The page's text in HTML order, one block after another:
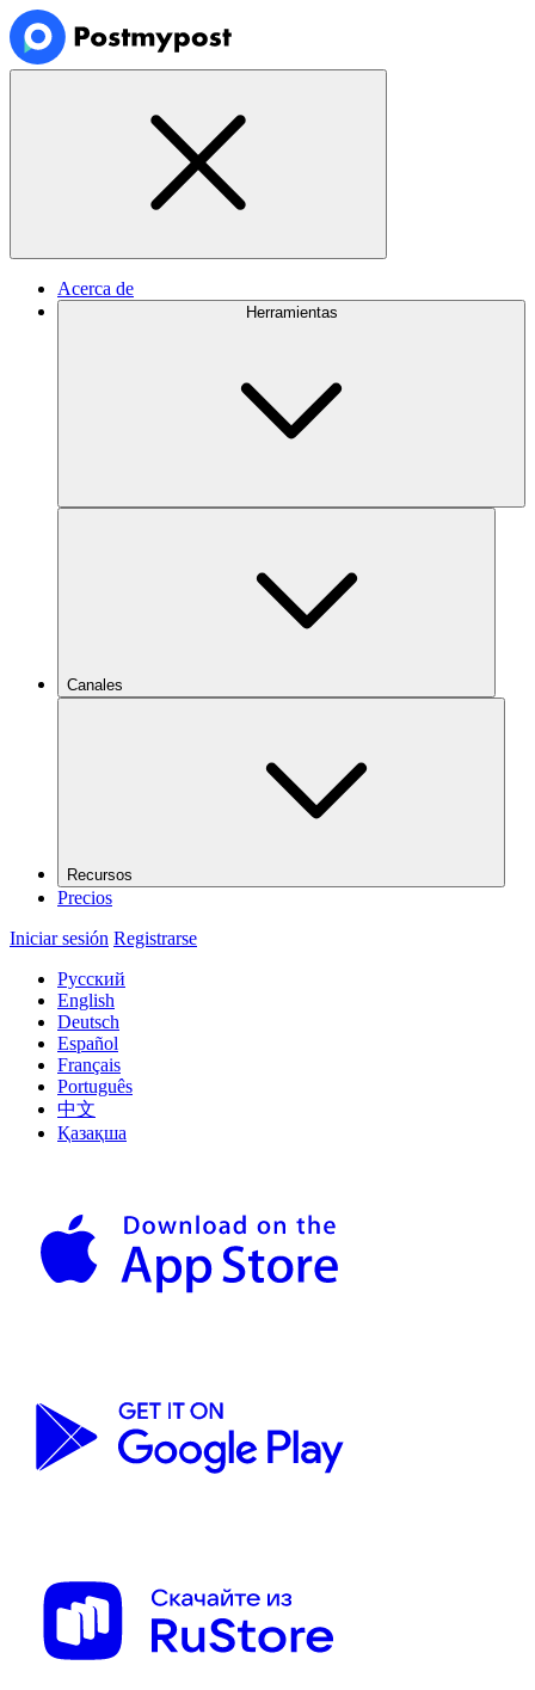
Acerca de
Herramientas
Canales
Recursos
Precios
Iniciar sesión Registrarse
Русский
English
Deutsch
Español
Français
Português
中文
Қазақша